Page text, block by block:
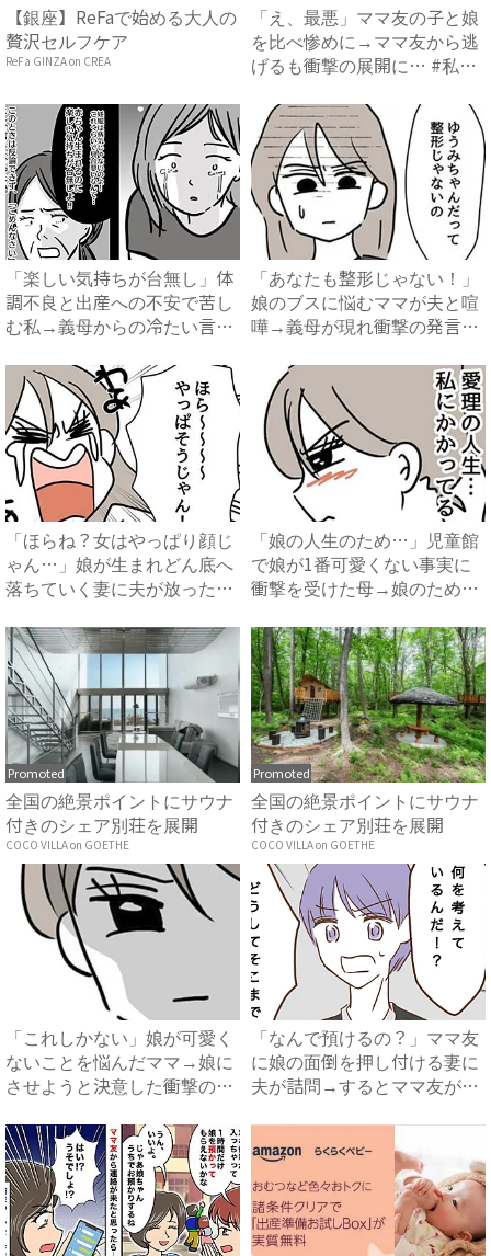
【銀座】ReFaで始める大人の
贅沢セルフケア
ReFa GINZA on CREA
「え、最悪」ママ友の子と娘
を比べ惨めに→ママ友から逃
げるも衝撃の展開に… #私
「楽しい気持ちが台無し」体
調不良と出産への不安で苦し
む私→義母からの冷たい言葉
「あなたも整形じゃない！」
娘のブスに悩むママが夫と喧
嘩→義母が現れ衝撃の発言
「ほらね？女はやっぱり顔じ
ゃん…」娘が生まれどん底へ
落ちていく妻に夫が放った衝
「娘の人生のため…」児童館
で娘が1番可愛くない事実に
衝撃を受けた母→娘のために
Promoted
全国の絶景ポイントにサウナ
付きのシェア別荘を展開
COCO VILLA on GOETHE
Promoted
全国の絶景ポイントにサウナ
付きのシェア別荘を展開
COCO VILLA on GOETHE
「これしかない」娘が可愛く
ないことを悩んだママ→娘に
させようと決意した衝撃のあ
「なんで預けるの？」ママ友
に娘の面倒を押し付ける妻に
夫が詰問→するとママ友が衝